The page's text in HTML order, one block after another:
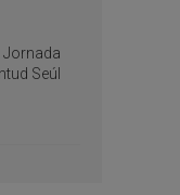
Jornada
Seúl